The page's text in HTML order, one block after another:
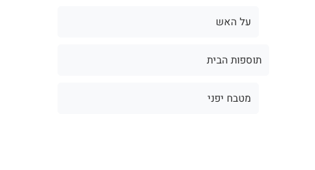
על האש
תוספות הבית
מטבח יפני